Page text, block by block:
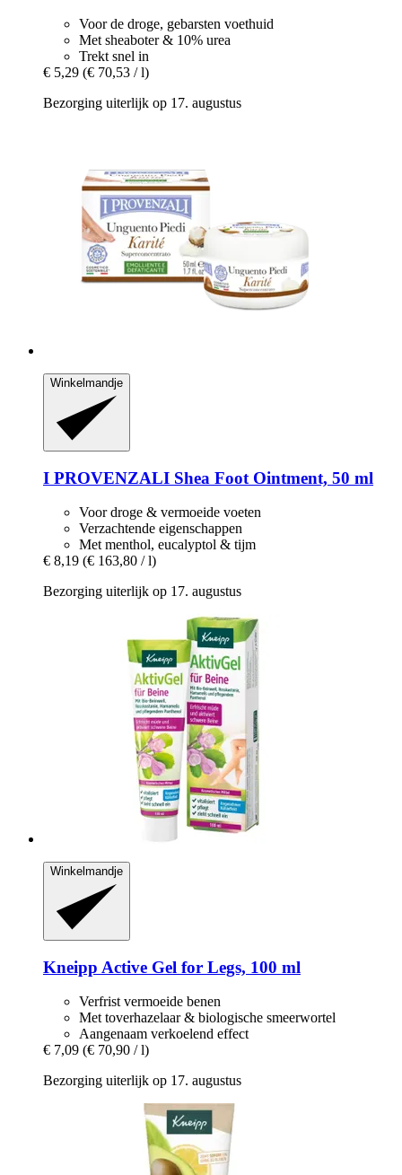
Voor de droge, gebarsten voethuid
Met sheaboter & 10% urea
Trekt snel in
€ 5,29 (€ 70,53 / l)
Bezorging uiterlijk op 17. augustus
Winkelmandje
I PROVENZALI Shea Foot Ointment, 50 ml
Voor droge & vermoeide voeten
Verzachtende eigenschappen
Met menthol, eucalyptol & tijm
€ 8,19 (€ 163,80 / l)
Bezorging uiterlijk op 17. augustus
Winkelmandje
Kneipp Active Gel for Legs, 100 ml
Verfrist vermoeide benen
Met toverhazelaar & biologische smeerwortel
Aangenaam verkoelend effect
€ 7,09 (€ 70,90 / l)
Bezorging uiterlijk op 17. augustus